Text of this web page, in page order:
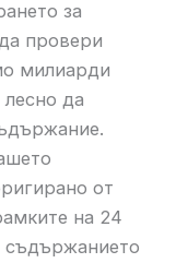
за
провери
милиарди
да
от
на 24
съдържанието